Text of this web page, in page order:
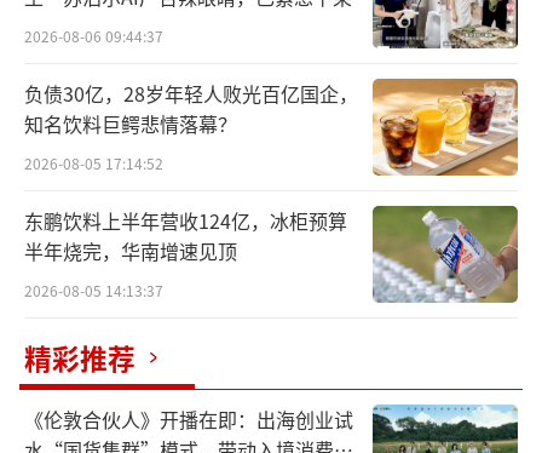
2026-08-06 09:44:37
负债30亿，28岁年轻人败光百亿国企，
知名饮料巨鳄悲情落幕？
2026-08-05 17:14:52
东鹏饮料上半年营收124亿，冰柜预算
半年烧完，华南增速见顶
2026-08-05 14:13:37
精彩推荐
《伦敦合伙人》开播在即：出海创业试